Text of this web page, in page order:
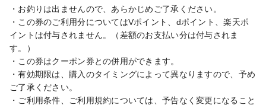
・お釣りは出ませんので、あらかじめご了承ください。
・この券のご利用分についてはVポイント、dポイント、楽天ポ
イントは付与されません。（差額のお支払い分は付与されま
す。）
・この券はクーポン券との併用ができます。
・有効期限は、購入のタイミングによって異なりますので、予め
ご了承ください。
・ご利用条件、ご利用規約については、予告なく変更になること